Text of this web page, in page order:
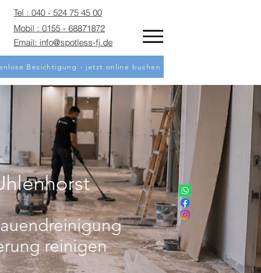
Tel : 040 - 524 75 45 00
Mobil : 0155 - 68871872
Email: info@spotless-fj.de
Besichtigung - jetzt online buchen
reinigen